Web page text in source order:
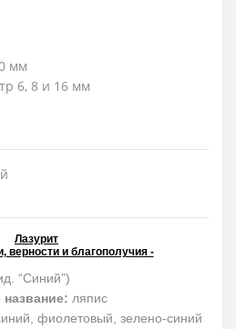
мм
6, 8 и 16 мм
Лазурит
верности и благополучия -
“Синий”)
название: ляпис
фиолетовый, зелено-синий